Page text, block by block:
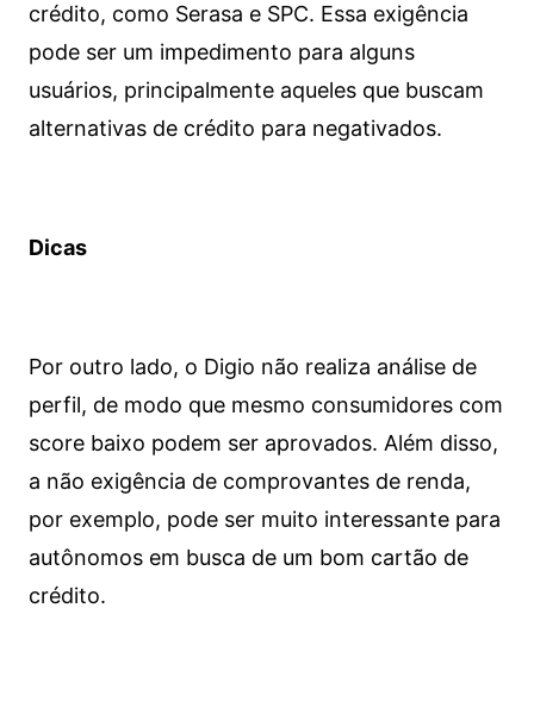
crédito, como Serasa e SPC. Essa exigência
pode ser um impedimento para alguns
usuários, principalmente aqueles que buscam
alternativas de crédito para negativados.
Dicas
Por outro lado, o Digio não realiza análise de
perfil, de modo que mesmo consumidores com
score baixo podem ser aprovados. Além disso,
a não exigência de comprovantes de renda,
por exemplo, pode ser muito interessante para
autônomos em busca de um bom cartão de
crédito.